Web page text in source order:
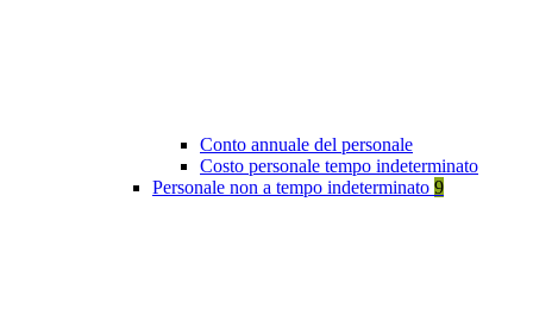
Conto annuale del personale
Costo personale tempo indeterminato
Personale non a tempo indeterminato 9